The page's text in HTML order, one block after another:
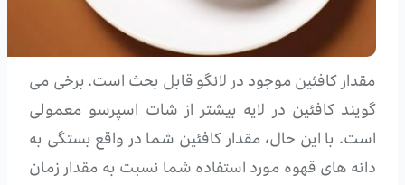
مقدار کافئین موجود در لانگو قابل بحث است. برخی می
گویند کافئین در لایه بیشتر از شات اسپرسو معمولی
است. با این حال، مقدار کافئین شما در واقع بستگی به
دانه های قهوه مورد استفاده شما نسبت به مقدار زمان